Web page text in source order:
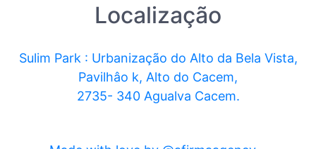
Localização
Sulim Park : Urbanização do Alto da Bela Vista,
Pavilhâo k, Alto do Cacem,
2735- 340 Agualva Cacem.